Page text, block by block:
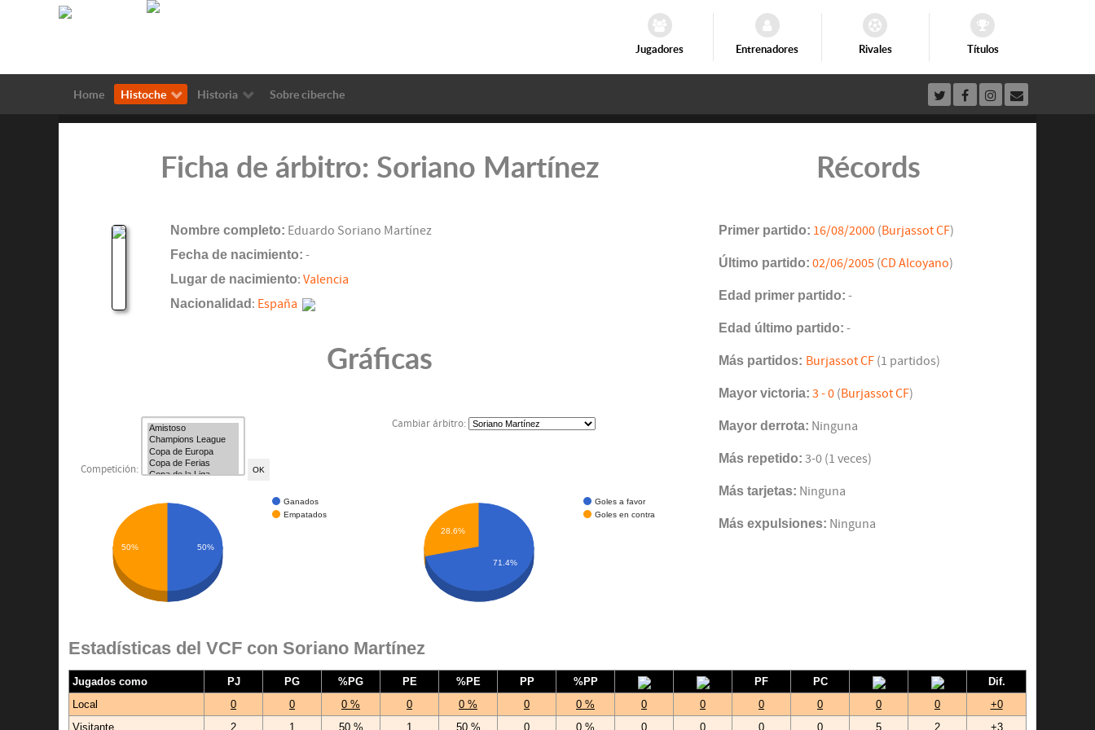
Jugadores Entrenadores Rivales Títulos
Home Histoche Historia Sobre ciberche
Ficha de árbitro: Soriano Martínez
Nombre completo: Eduardo Soriano Martínez
Fecha de nacimiento: -
Lugar de nacimiento: Valencia
Nacionalidad : España
Gráficas
Competición:
Cambiar árbitro:
Ganados
Empatados
50% 50%
Goles a favor
Goles en contra
28.6%
71.4%
Récords
Primer partido: 16/08/2000(Burjassot CF)
Último partido: 02/06/2005(CD Alcoyano)
Edad primer partido: -
Edad último partido: -
Más partidos: Burjassot CF(1 partidos)
Mayor victoria: 3 - 0(Burjassot CF)
Mayor derrota: Ninguna
Más repetido: 3-0 (1 veces)
Más tarjetas: Ninguna
Más expulsiones: Ninguna
Estadísticas del VCF con Soriano Martínez
Jugados como PJ PG %PG PE %PE PP %PP PF PC
Dif.
Local
0 0 0 % 0 0 % 0 0 % 0 0 0 0 0 0
+0
Visitante
2 1 50 % 1 50 % 0 0 % 0 0 0 0 5 2 +3